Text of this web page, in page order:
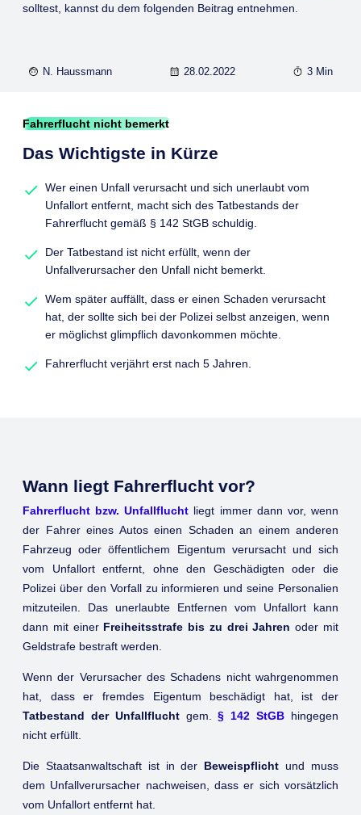
solltest, kannst du dem folgenden Beitrag entnehmen.
N. Haussmann 28.02.2022 3 Min
Fahrerflucht nicht bemerkt
Das Wichtigste in Kürze
Wer einen Unfall verursacht und sich unerlaubt vom
Unfallort entfernt, macht sich des Tatbestands der
Fahrerflucht gemäß § 142 StGB schuldig.
Der Tatbestand ist nicht erfüllt, wenn der
Unfallverursacher den Unfall nicht bemerkt.
Wem später auffällt, dass er einen Schaden verursacht
hat, der sollte sich bei der Polizei selbst anzeigen, wenn
er möglichst glimpflich davonkommen möchte.
Fahrerflucht verjährt erst nach 5 Jahren.
Wann liegt Fahrerflucht vor?
Fahrerflucht bzw. Unfallflucht liegt immer dann vor, wenn
der Fahrer eines Autos einen Schaden an einem anderen
Fahrzeug oder öffentlichem Eigentum verursacht und sich
vom Unfallort entfernt, ohne den Geschädigten oder die
Polizei über den Vorfall zu informieren und seine Personalien
mitzuteilen. Das unerlaubte Entfernen vom Unfallort kann
dann mit einer Freiheitsstrafe bis zu drei Jahren oder mit
Geldstrafe bestraft werden.
Wenn der Verursacher des Schadens nicht wahrgenommen
hat, dass er fremdes Eigentum beschädigt hat, ist der
Tatbestand der Unfallfluchtgem.§ 142 StGB hingegen
nicht erfüllt.
Die Staatsanwaltschaft ist in der Beweispflicht und muss
dem Unfallverursacher nachweisen, dass er sich vorsätzlich
vom Unfallort entfernt hat.